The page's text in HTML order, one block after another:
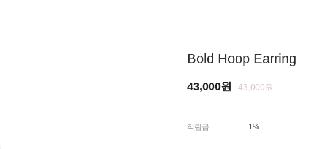
Bold Hoop Earring
43,000원 43,000원
적립금 1%